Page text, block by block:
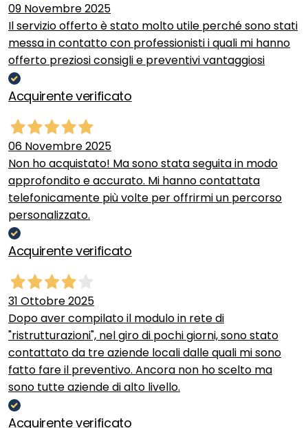
09 Novembre 2025
Il servizio offerto è stato molto utile perché sono stati
messa in contatto con professionisti i quali mi hanno
offerto preziosi consigli e preventivi vantaggiosi
Acquirente verificato
06 Novembre 2025
Non ho acquistato! Ma sono stata seguita in modo
approfondito e accurato. Mi hanno contattata
telefonicamente più volte per offrirmi un percorso
personalizzato.
Acquirente verificato
31 Ottobre 2025
Dopo aver compilato il modulo in rete di
"ristrutturazioni", nel giro di pochi giorni, sono stato
contattato da tre aziende locali dalle quali mi sono
fatto fare il preventivo. Ancora non ho scelto ma
sono tutte aziende di alto livello.
Acquirente verificato